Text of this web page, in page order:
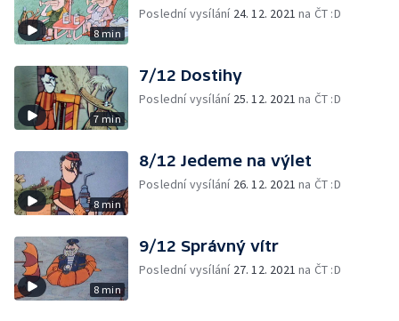
8 min
Poslední vysílání 24. 12. 2021 na ČT :D
7 min
7/12 Dostihy
Poslední vysílání 25. 12. 2021 na ČT :D
8 min
8/12 Jedeme na výlet
Poslední vysílání 26. 12. 2021 na ČT :D
8 min
9/12 Správný vítr
Poslední vysílání 27. 12. 2021 na ČT :D